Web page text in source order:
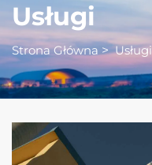
Usługi
Strona Główna >Usługi